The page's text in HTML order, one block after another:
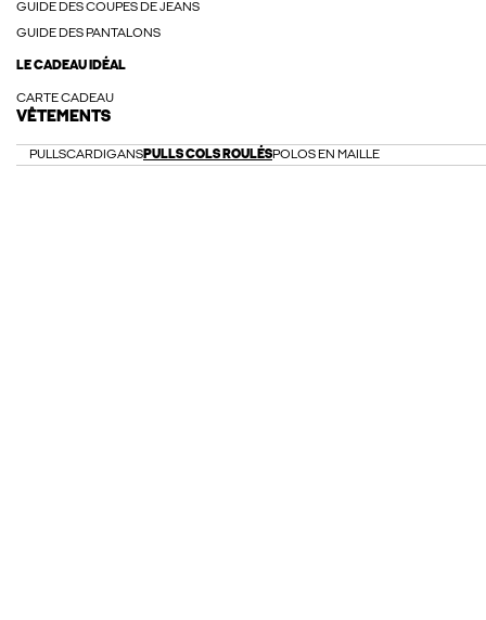
GUIDE DES COUPES DE JEANS
GUIDE DES PANTALONS
LE CADEAU IDÉAL
CARTE CADEAU
VÊTEMENTS
PULLSCARDIGANSPULLS COLS ROULÉSPOLOS EN MAILLE